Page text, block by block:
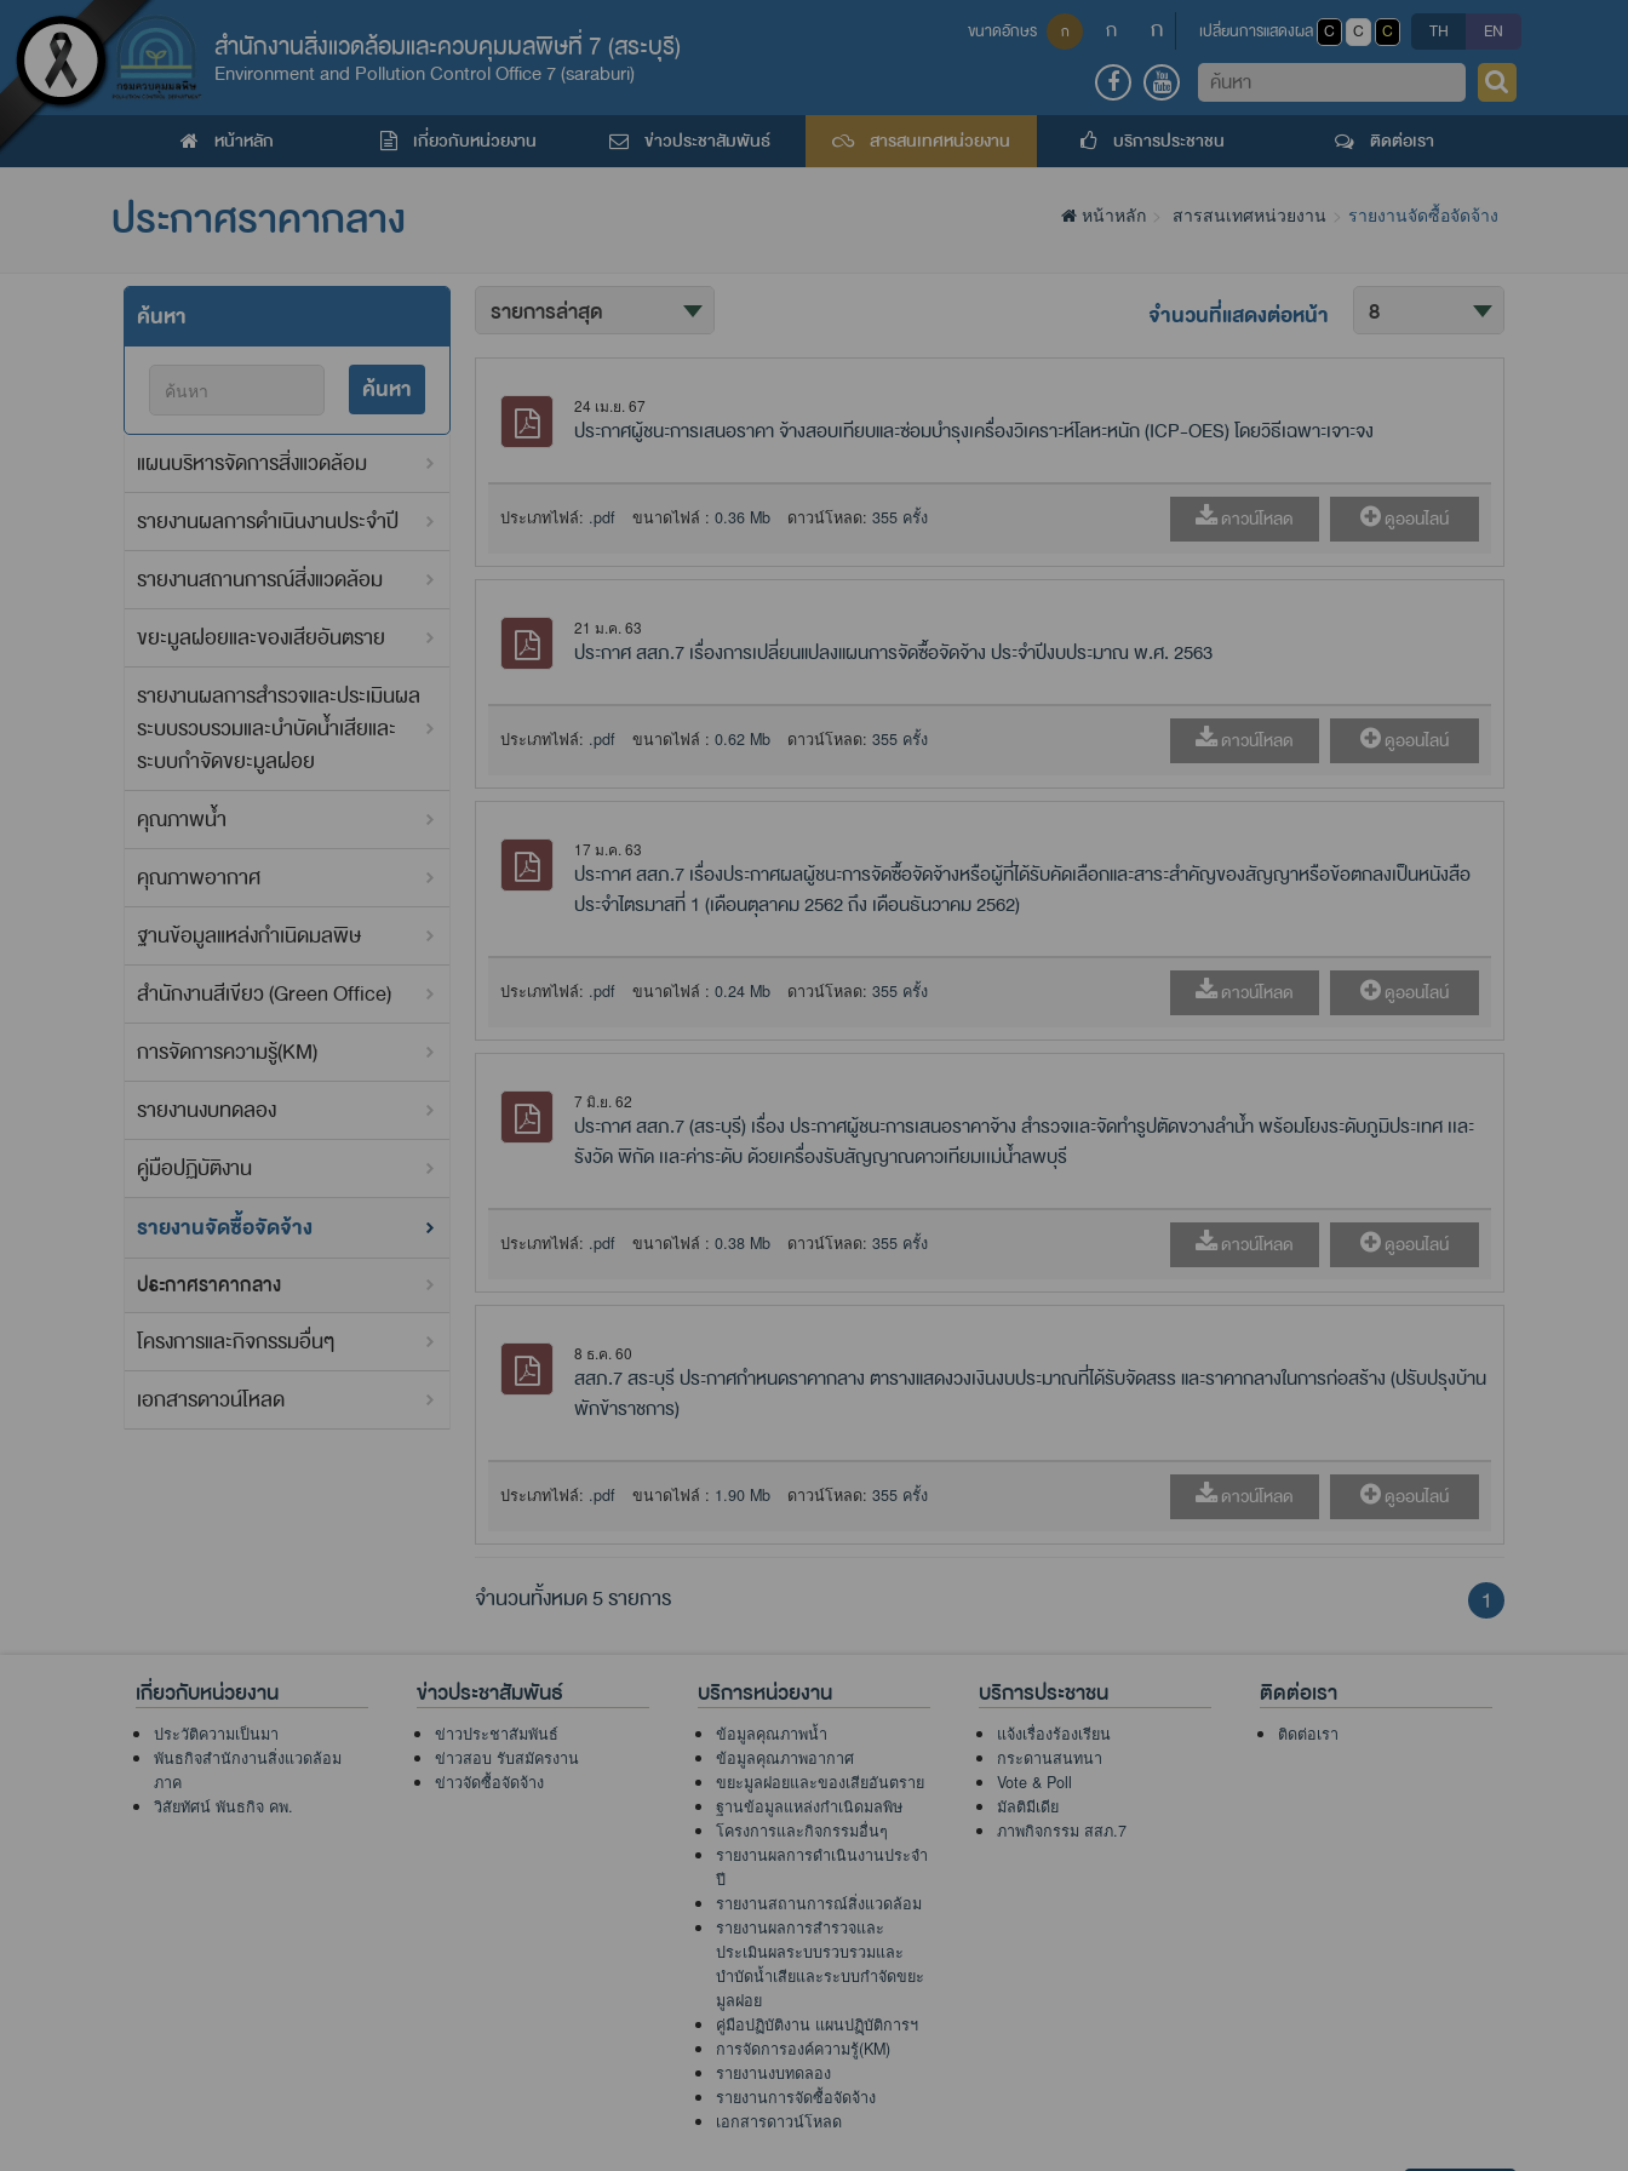
สำนักงานสิ่งแวดล้อมและควบคุมมลพิษที่ 7 (สระบุรี)
Environment and Pollution Control Office 7 (saraburi)
ขนาดอักษร ก ก ก เปลี่ยนการแสดงผล C C C TH EN
ค้นหา
หน้าหลัก เกี่ยวกับหน่วยงาน ข่าวประชาสัมพันธ์ สารสนเทศหน่วยงาน บริการประชาชน ติดต่อเรา
ประกาศราคากลาง หน้าหลัก สารสนเทศหน่วยงาน รายงานจัดซื้อจัดจ้าง
ค้นหา
ค้นหา
แผนบริหารจัดการสิ่งแวดล้อม
รายงานผลการดำเนินงานประจำปี
รายงานสถานการณ์สิ่งแวดล้อม
ขยะมูลฝอยและของเสียอันตราย
รายงานผลการสำรวจและประเมินผล
ระบบรวบรวมและบำบัดน้ำเสียและ
ระบบกำจัดขยะมูลฝอย
คุณภาพน้ำ
คุณภาพอากาศ
ฐานข้อมูลแหล่งกำเนิดมลพิษ
สำนักงานสีเขียว (Green Office)
การจัดการความรู้(KM)
รายงานงบทดลอง
คู่มือปฏิบัติงาน
รายงานจัดซื้อจัดจ้าง
ประกาศราคากลาง
โครงการและกิจกรรมอื่นๆ
เอกสารดาวน์โหลด
จำนวนที่แสดงต่อหน้า
24 เม.ย. 67
ประกาศผู้ชนะการเสนอราคา จ้างสอบเทียบและซ่อมบํารุงเครื่องวิเคราะห์โลหะหนัก (ICP-OES) โดยวิธีเฉพาะเจาะจง
ประเภทไฟล์: .pdf ขนาดไฟล์ : 0.36 Mb ดาวน์โหลด: 355 ครั้ง ดาวน์โหลด ดูออนไลน์
21 ม.ค. 63
ประกาศ สสภ.7 เรื่องการเปลี่ยนแปลงแผนการจัดซื้อจัดจ้าง ประจำปีงบประมาณ พ.ศ. 2563
ประเภทไฟล์: .pdf ขนาดไฟล์ : 0.62 Mb ดาวน์โหลด: 355 ครั้ง ดาวน์โหลด ดูออนไลน์
17 ม.ค. 63
ประกาศ สสภ.7 เรื่องประกาศผลผู้ชนะการจัดซื้อจัดจ้างหรือผู้ที่ได้รับคัดเลือกและสาระสำคัญของสัญญาหรือข้อตกลงเป็นหนังสือ
ประจำไตรมาสที่ 1 (เดือนตุลาคม 2562 ถึง เดือนธันวาคม 2562)
ประเภทไฟล์: .pdf ขนาดไฟล์ : 0.24 Mb ดาวน์โหลด: 355 ครั้ง ดาวน์โหลด ดูออนไลน์
7 มิ.ย. 62
ประกาศ สสภ.7 (สระบุรี) เรื่อง ประกาศผู้ชนะการเสนอราคาจ้าง สำรวจเเละจัดทำรูปตัดขวางลำน้ำ พร้อมโยงระดับภูมิประเทศ เเละ
รังวัด พิกัด เเละค่าระดับ ด้วยเครื่องรับสัญญาณดาวเทียมเเม่น้ำลพบุรี
ประเภทไฟล์: .pdf ขนาดไฟล์ : 0.38 Mb ดาวน์โหลด: 355 ครั้ง ดาวน์โหลด ดูออนไลน์
8 ธ.ค. 60
สสภ.7 สระบุรี ประกาศกำหนดราคากลาง ตารางแสดงวงเงินงบประมาณที่ได้รับจัดสรร และราคากลางในการก่อสร้าง (ปรับปรุงบ้าน
พักข้าราชการ)
ประเภทไฟล์: .pdf ขนาดไฟล์ : 1.90 Mb ดาวน์โหลด: 355 ครั้ง ดาวน์โหลด ดูออนไลน์
จำนวนทั้งหมด 5 รายการ 1
เกี่ยวกับหน่วยงาน
ประวัติความเป็นมา
พันธกิจสำนักงานสิ่งแวดล้อม
ภาค
วิสัยทัศน์ พันธกิจ คพ.
ข่าวประชาสัมพันธ์
ข่าวประชาสัมพันธ์
ข่าวสอบ รับสมัครงาน
ข่าวจัดซื้อจัดจ้าง
บริการหน่วยงาน
ข้อมูลคุณภาพน้ำ
ข้อมูลคุณภาพอากาศ
ขยะมูลฝอยและของเสียอันตราย
ฐานข้อมูลแหล่งกำเนิดมลพิษ
โครงการและกิจกรรมอื่นๆ
รายงานผลการดำเนินงานประจำ
ปี
รายงานสถานการณ์สิ่งแวดล้อม
รายงานผลการสำรวจและ
ประเมินผลระบบรวบรวมและ
บำบัดน้ำเสียและระบบกำจัดขยะ
มูลฝอย
คู่มือปฏิบัติงาน แผนปฏฺิบัติการฯ
การจัดการองค์ความรู้(KM)
รายงานงบทดลอง
รายงานการจัดซื้อจัดจ้าง
เอกสารดาวน์โหลด
บริการประชาชน
แจ้งเรื่องร้องเรียน
กระดานสนทนา
Vote & Poll
มัลติมีเดีย
ภาพกิจกรรม สสภ.7
ติดต่อเรา
ติดต่อเรา